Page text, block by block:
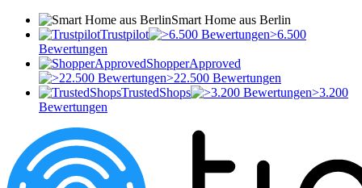
Smart Home aus Berlin
Trustpilot
>6.500
Bewertungen
ShopperApproved
>22.500 Bewertungen
TrustedShops
>3.200
Bewertungen